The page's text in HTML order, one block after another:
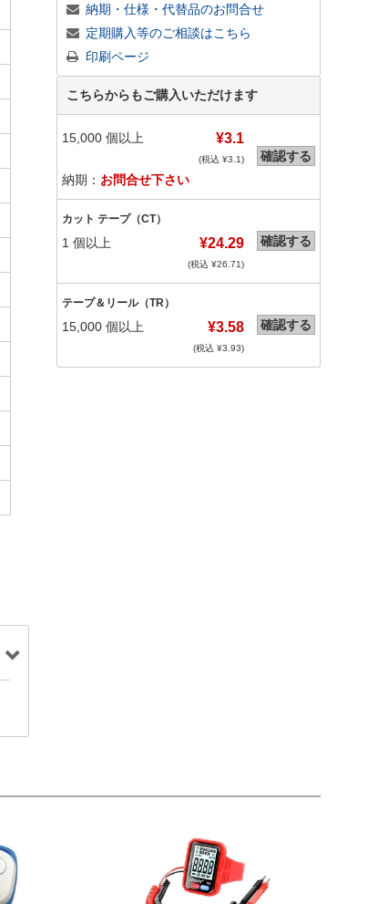
納期・仕様・代替品のお問合せ
定期購入等のご相談はこちら
印刷ページ
こちらからもご購入いただけます
15,000 個以上 ¥3.1
(税込 ¥3.1)
納期： お問合せ下さい
確認する
カット テープ（CT）
1 個以上 ¥24.29
(税込 ¥26.71)
確認する
テープ＆リール（TR）
15,000 個以上 ¥3.58
(税込 ¥3.93)
確認する